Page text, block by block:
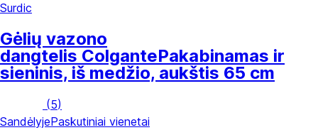
Surdic
Gėlių vazono
dangtelis ColgantePakabinamas ir
sieninis, iš medžio, aukštis 65 cm
(5)
SandėlyjePaskutiniai vienetai